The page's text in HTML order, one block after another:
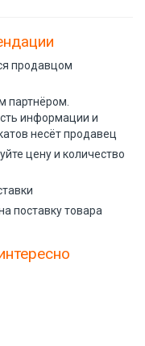
продавцом
партнёром.
информации и
несёт продавец
цену и количество
поставку товара